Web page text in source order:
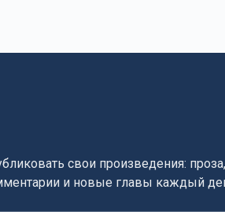
свои произведения: проза,
и новые главы каждый